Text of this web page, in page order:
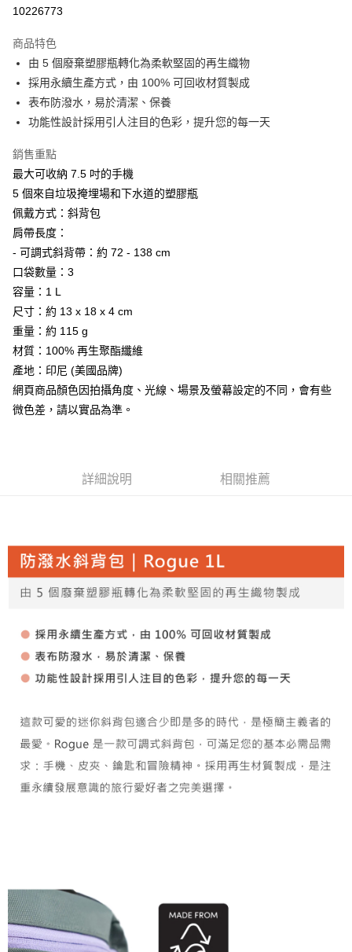
悠遊付
Google Pay
全盈+PAY
相關說明
【大哥付你分期使用說明】
1.本服務由台灣大哥大提供，台灣大哥大用戶可立即使用無須另外申請。
流程，驗證手機門號後，選擇欲分期的期數、繳款截止日，確認付款後即完
成交易。
3.實際核准額度、可分期數及費用金額請依後續交易確認頁面所載為準。
4.訂單成立30分鐘內，如未前往確認交易或遇審核未通過，訂單將自動取
消。如遇「轉專審核」未通過狀況，表示未達大哥付你分期系統評分，恕無
法說明評估內容。
1.分期款項不併入電信帳單，「大哥付你分期」於每月結算日後寄送繳費提
醒簡訊。
2.透過簡訊連結打開帳單後，可選擇「超商條碼／台灣大直營門市／銀行轉
帳／街口支付／iPASS MONEY」等通路繳費。
【注意事項】
用戶於交易時，得透過本服務購買商品或服務，並由商店將買賣／分期付款
由本公司與您本人進行分期帳單所需資料之確認、核對及更正。
3.完整用戶服務條款，請詳閱以下連結：
https://oppay.tw/userRule
AFTEE先享後付
相關說明
AFTEE先享後付是「在收到商品之後才付款」的支付方式。 讓您購物簡單
便利好安心！
１．簡單：不需註冊會員、不需綁卡、不需儲值。
２．便利：只要手機號碼，簡訊認證，即可結帳。
３．安心：先確認商品／服務後，再付款。
１．於結帳方式選擇「AFTEE先享後付」後，將跳轉至「AFTEE先享後付」
結帳頁面，進行簡訊認證並確認金額後，即可完成結帳。
２．訂單成立數日內，您將收到繳費通知簡訊。
３．收到繳費通知簡訊後14天內，點擊此簡訊中的連結，可透過四大超商／
ATM／網路銀行／等多元方式進行付款，方視為交易完成。
※ 請注意：結帳手續完成當下不需立刻繳費，但若您需要取消訂單，請聯絡
客戶支援中心」https://netprotections.freshdesk.com/support/home
權轉讓予恩沛科技股份有限公司。
２．關於個人資料處理事宜，請瀏覽以下網址：
https://aftee.tw/terms/#terms3
３．未成年的使用者請事先徵得法定代理人或監護人之同意方可使用
４．使用「AFTEE先享後付」時，將依據個別帳號之用戶狀況，依本公司即
請求用戶進行身份認證。
５．嚴禁一人註冊多個帳號或使用他人資訊註冊。若發現惡意使用之情形，
ATM付款
貨到付款
全家取貨付款
每筆NT$60，滿NT$499(含以上)免運費
7-11取貨付款
付款後門市自取
每筆NT$130，滿NT$3,000(含以上)免運費
10226773
商品特色
由 5 個廢棄塑膠瓶轉化為柔軟堅固的再生織物
採用永續生產方式，由 100% 可回收材質製成
表布防潑水，易於清潔、保養
功能性設計採用引人注目的色彩，提升您的每一天
銷售重點
最大可收納 7.5 吋的手機
5 個來自垃圾掩埋場和下水道的塑膠瓶
佩戴方式：斜背包
肩帶長度：
- 可調式斜背帶：約 72 - 138 cm
口袋數量：3
容量：1 L
尺寸：約 13 x 18 x 4 cm
重量：約 115 g
材質：100% 再生聚酯纖維
產地：印尼 (美國品牌)
網頁商品顏色因拍攝角度、光線、場景及螢幕設定的不同，會有些
微色差，請以實品為準。
詳細說明 相關推薦